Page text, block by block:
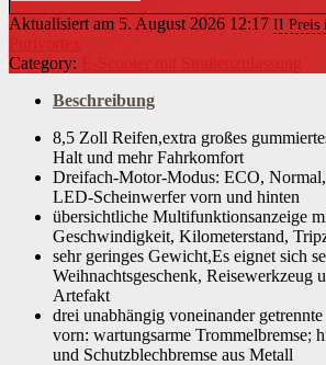
Aktualisiert am 5. August 2026 12:17 II Preis
Category:
Beschreibung
8,5 Zoll Reifen,extra großes
Halt und mehr Fahrkomfort
Dreifach-Motor-Modus: ECO,
LED-Scheinwerfer vorn und hinten
übersichtliche Multifunktionsanzeige
Geschwindigkeit, Kilometerstand,
sehr geringes Gewicht,Es eignet sich
Weihnachtsgeschenk, Reisewerkzeug
Artefakt
drei unabhängig voneinander
vorn: wartungsarme Trommelbremse;
und Schutzblechbremse aus Metall